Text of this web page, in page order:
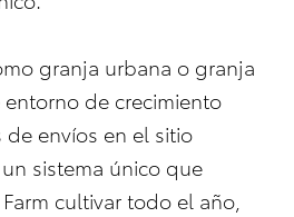
granja urbana o granja
de crecimiento
envíos en el sitio
sistema único que
cultivar todo el año,